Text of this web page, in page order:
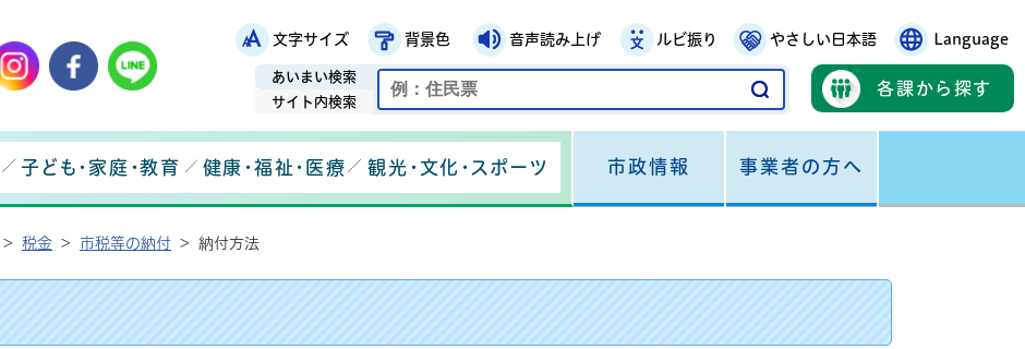
鉾田市役所ホームページ文字サイズ 背景色 音声読み上げ ルビ振り やさしい日本語 Language
各課から探す
あいまい検索
サイト内検索
鉾田市メールマガジン鉾田市公式Instagram
鉾田市公式Facebook
鉾田市公式LINE
子ども・家庭・教育 健康・福祉・医療 観光・文化・スポーツ 市政情報 事業者の方へ
> 税金 > 市税等の納付 > 納付方法